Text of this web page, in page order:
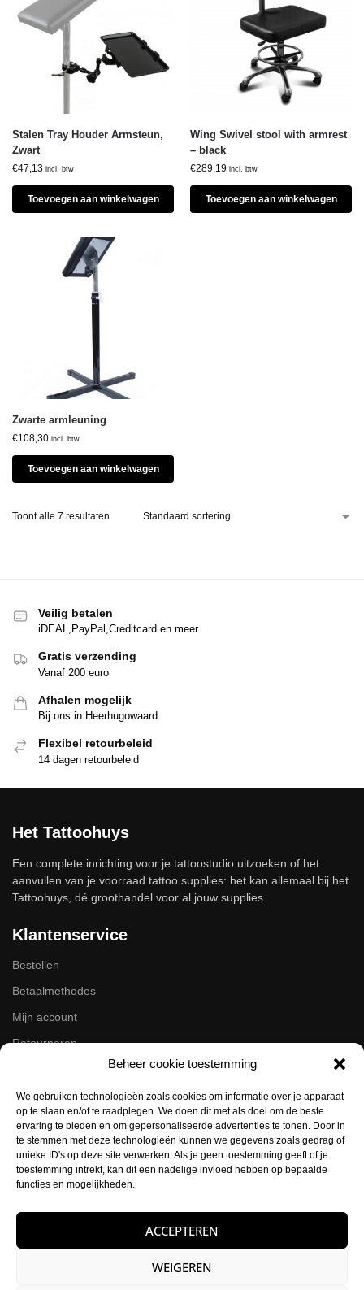
Beheer cookie toestemming
We gebruiken technologieën zoals cookies om informatie over je apparaat
op te slaan en/of te raadplegen. We doen dit met als doel om de beste
ervaring te bieden en om gepersonaliseerde advertenties te tonen. Door in
te stemmen met deze technologieën kunnen we gegevens zoals gedrag of
unieke ID's op deze site verwerken. Als je geen toestemming geeft of je
toestemming intrekt, kan dit een nadelige invloed hebben op bepaalde
functies en mogelijkheden.
ACCEPTEREN
WEIGEREN
Stalen Tray Houder Armsteun,
Zwart
€47,13 incl. btw
Toevoegen aan winkelwagen
Wing Swivel stool with armrest
– black
€289,19 incl. btw
Toevoegen aan winkelwagen
Zwarte armleuning
€108,30 incl. btw
Toevoegen aan winkelwagen
Toont alle 7 resultaten
Veilig betalen
iDEAL,PayPal,Creditcard en meer
Gratis verzending
Vanaf 200 euro
Afhalen mogelijk
Bij ons in Heerhugowaard
Flexibel retourbeleid
14 dagen retourbeleid
Het Tattoohuys
Een complete inrichting voor je tattoostudio uitzoeken of het
aanvullen van je voorraad tattoo supplies: het kan allemaal bij het
Tattoohuys, dé groothandel voor al jouw supplies.
Klantenservice
Bestellen
Betaalmethodes
Mijn account
Retourneren
Volg ons op de socials
Instagram
Facebook
Contactgegevens